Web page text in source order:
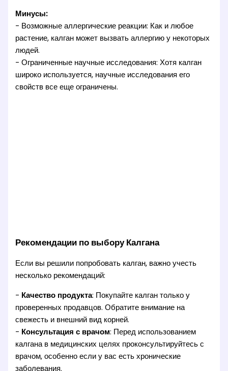
Минусы:
- Возможные аллергические реакции: Как и любое
растение, калган может вызвать аллергию у некоторых
людей.
- Ограниченные научные исследования: Хотя калган
широко используется, научные исследования его
свойств все еще ограничены.
Рекомендации по выбору Калгана
Если вы решили попробовать калган, важно учесть
несколько рекомендаций:
- Качество продукта: Покупайте калган только у
проверенных продавцов. Обратите внимание на
свежесть и внешний вид корней.
- Консультация с врачом: Перед использованием
калгана в медицинских целях проконсультируйтесь с
врачом, особенно если у вас есть хронические
заболевания.